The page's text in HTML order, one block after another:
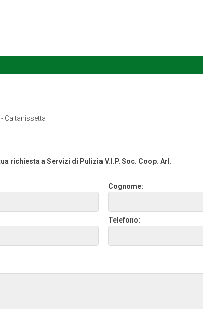
Caltanissetta
richiesta a Servizi di Pulizia V.I.P. Soc. Coop. Arl.
Cognome:
Telefono: